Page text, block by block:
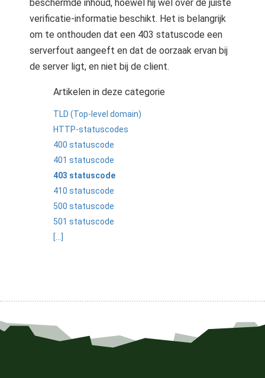
beschermde inhoud, hoewel hij wel over de juiste
verificatie-informatie beschikt. Het is belangrijk
om te onthouden dat een 403 statuscode een
serverfout aangeeft en dat de oorzaak ervan bij
de server ligt, en niet bij de client.
Artikelen in deze categorie
TLD (Top-level domain)
HTTP-statuscodes
400 statuscode
401 statuscode
403 statuscode
410 statuscode
500 statuscode
501 statuscode
[...]